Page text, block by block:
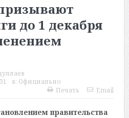
до 1 декабря
в: Официально
Печать
Email
правительства